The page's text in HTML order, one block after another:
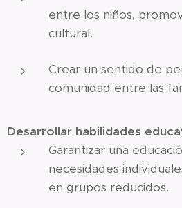
entre los niños,
cultural.
Crear un sentido de
comunidad entre las
Desarrollar habilidades
Garantizar una
necesidades
en grupos reducidos.